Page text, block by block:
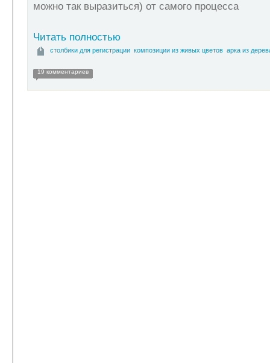
можно так выразиться) от самого процесса
Читать полностью
столбики для регистрации композиции из живых цветов арка из
19 комментариев